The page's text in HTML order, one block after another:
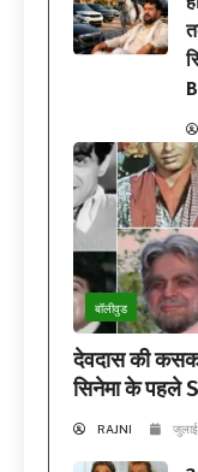
बॉलीवुड
देवदास की कसक
सिनेमा के पहले
RAJNI